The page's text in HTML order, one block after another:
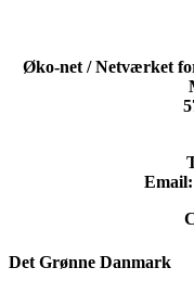
Øko-net / Netværket
Email:
Det Grønne Danmark